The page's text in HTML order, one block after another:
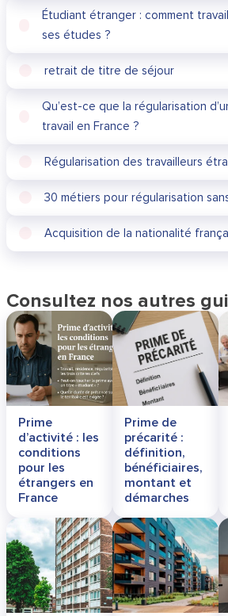
Étudiant étranger : comment
ses études ?
retrait de titre de séjour
Qu’est-ce que la régularisation
travail en France ?
Régularisation des travailleurs
30 métiers pour régularisation
Acquisition de la nationalité
Consultez nos autres
Prime
d’activité : les
conditions
pour les
étrangers en
France
Prime de
précarité :
définition,
bénéficiaires,
montant et
démarches